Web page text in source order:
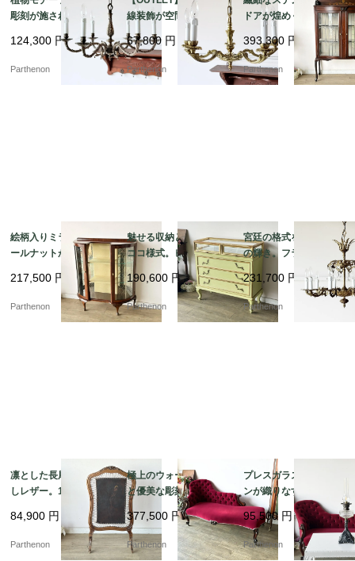
彫刻が施された気品溢
れる吊り下げ照明。優
美な曲線を描く真鍮製6
灯シャンデリア【sy44
124,300 円
Parthenon
線装飾が空間を華やか
に彩るペンダント照
明。クラシカルな雰囲
気を演出する5灯シャン
デリア【sy447】
67,800 円
Parthenon
ドアが煌めく、気品漂
うマホガニーガラスキ
ャビネット【k107】
393,300 円
Parthenon
絵柄入りミラーとウォ
ールナットが美しいア
ンティーク・ガラスキ
ャビネット（飾り棚）
【k150】
217,500 円
Parthenon
魅せる収納と優美なロ
ココ様式。ピスタチオ
グリーンの引き出し式
ガラスショーケース付
き 3段チェスト【fo25
5】
190,600 円
Parthenon
宮廷の格式を纏う10灯
の輝き。フランスアン
ティークの重厚な真鍮
製大型クリスタルシャ
ンデリア【sy468】
231,700 円
Parthenon
凛とした長尾鳥の型押
しレザー。19世紀末フ
レンチアンティークの
木製ファイアースクリ
ーン【8555】
84,900 円
Parthenon
極上のウォールナット
と優美な彫刻の芸術。1
9世紀末の風格を纏うア
ンティーク・シェーズ
ロング（ソファ）【c3
34】
377,500 円
Parthenon
プレスガラスとアイア
ンが織りなす重厚な佇
まい。元オイルランプ
の趣を残したスタンド
ランプ【03430】
95,500 円
Parthenon